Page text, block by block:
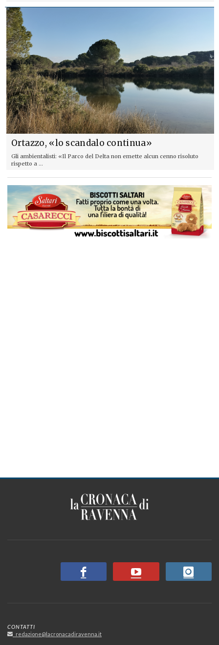
Ortazzo, «lo scandalo continua»
Gli ambientalisti: «Il Parco del Delta non emette alcun cenno risoluto
rispetto a ...
CONTATTI
redazione@lacronacadiravenna.it